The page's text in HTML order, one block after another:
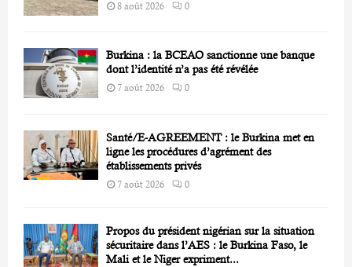
8 août 2026 0
Burkina : la BCEAO sanctionne une banque
dont l’identité n’a pas été révélée
7 août 2026 0
Santé/E-AGREEMENT : le Burkina met en
ligne les procédures d’agrément des
établissements privés
7 août 2026 0
Propos du président nigérian sur la situation
sécuritaire dans l’AES : le Burkina Faso, le
Mali et le Niger expriment...